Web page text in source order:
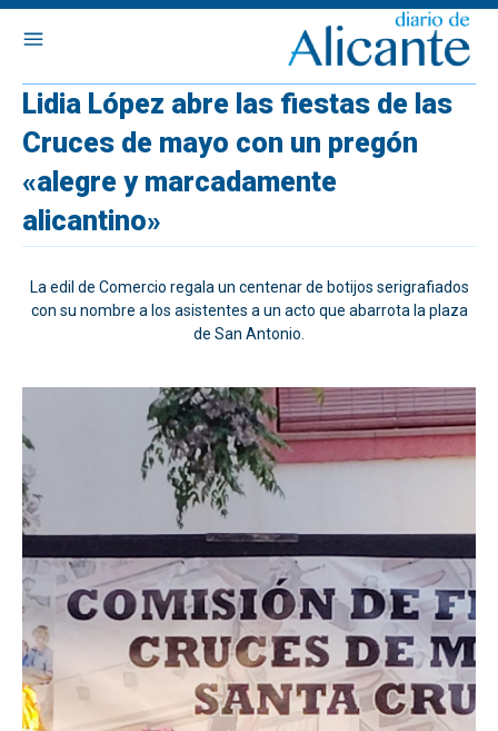
Lidia López abre las fiestas de las
Cruces de mayo con un pregón
«alegre y marcadamente
alicantino»
La edil de Comercio regala un centenar de botijos serigrafiados
con su nombre a los asistentes a un acto que abarrota la plaza
de San Antonio.